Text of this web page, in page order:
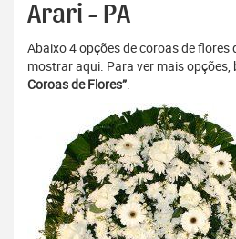
Arari - PA
Abaixo 4 opções de coroas de
mostrar aqui. Para ver mais opções,
Coroas de Flores”.